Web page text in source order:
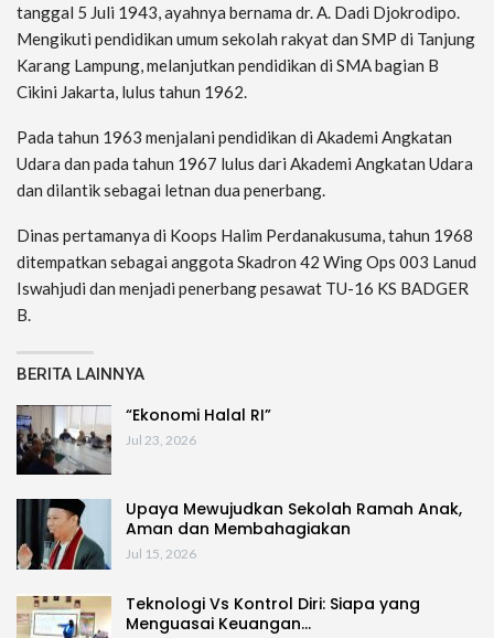
tanggal 5 Juli 1943, ayahnya bernama dr. A. Dadi Djokrodipo.
Mengikuti pendidikan umum sekolah rakyat dan SMP di Tanjung
Karang Lampung, melanjutkan pendidikan di SMA bagian B
Cikini Jakarta, lulus tahun 1962.
Pada tahun 1963 menjalani pendidikan di Akademi Angkatan
Udara dan pada tahun 1967 lulus dari Akademi Angkatan Udara
dan dilantik sebagai letnan dua penerbang.
Dinas pertamanya di Koops Halim Perdanakusuma, tahun 1968
ditempatkan sebagai anggota Skadron 42 Wing Ops 003 Lanud
Iswahjudi dan menjadi penerbang pesawat TU-16 KS BADGER
B.
BERITA LAINNYA
“Ekonomi Halal RI”
Jul 23, 2026
Upaya Mewujudkan Sekolah Ramah Anak,
Aman dan Membahagiakan
Jul 15, 2026
Teknologi Vs Kontrol Diri: Siapa yang
Menguasai Keuangan…